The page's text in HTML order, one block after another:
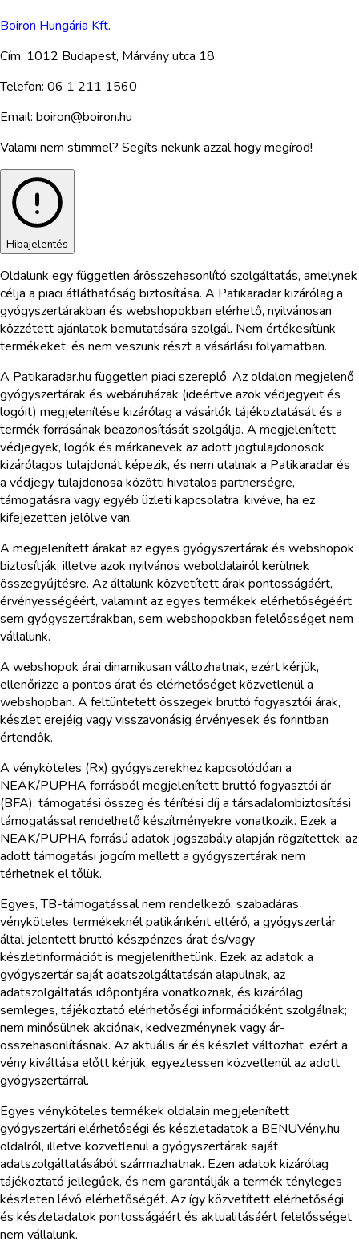
Boiron Hungária Kft.
Cím: 1012 Budapest, Márvány utca 18.
Telefon: 06 1 211 1560
Email: boiron@boiron.hu
Valami nem stimmel? Segíts nekünk azzal hogy megírod!
Hibajelentés
Oldalunk egy független árösszehasonlító szolgáltatás, amelynek
célja a piaci átláthatóság biztosítása. A Patikaradar kizárólag a
gyógyszertárakban és webshopokban elérhető, nyilvánosan
közzétett ajánlatok bemutatására szolgál. Nem értékesítünk
termékeket, és nem veszünk részt a vásárlási folyamatban.
A Patikaradar.hu független piaci szereplő. Az oldalon megjelenő
gyógyszertárak és webáruházak (ideértve azok védjegyeit és
logóit) megjelenítése kizárólag a vásárlók tájékoztatását és a
termék forrásának beazonosítását szolgálja. A megjelenített
védjegyek, logók és márkanevek az adott jogtulajdonosok
kizárólagos tulajdonát képezik, és nem utalnak a Patikaradar és
a védjegy tulajdonosa közötti hivatalos partnerségre,
támogatásra vagy egyéb üzleti kapcsolatra, kivéve, ha ez
kifejezetten jelölve van.
A megjelenített árakat az egyes gyógyszertárak és webshopok
biztosítják, illetve azok nyilvános weboldalairól kerülnek
összegyűjtésre. Az általunk közvetített árak pontosságáért,
érvényességéért, valamint az egyes termékek elérhetőségéért
sem gyógyszertárakban, sem webshopokban felelősséget nem
vállalunk.
A webshopok árai dinamikusan változhatnak, ezért kérjük,
ellenőrizze a pontos árat és elérhetőséget közvetlenül a
webshopban. A feltüntetett összegek bruttó fogyasztói árak,
készlet erejéig vagy visszavonásig érvényesek és forintban
értendők.
A vényköteles (Rx) gyógyszerekhez kapcsolódóan a
NEAK/PUPHA forrásból megjelenített bruttó fogyasztói ár
(BFA), támogatási összeg és térítési díj a társadalombiztosítási
támogatással rendelhető készítményekre vonatkozik. Ezek a
NEAK/PUPHA forrású adatok jogszabály alapján rögzítettek; az
adott támogatási jogcím mellett a gyógyszertárak nem
térhetnek el tőlük.
Egyes, TB-támogatással nem rendelkező, szabadáras
vényköteles termékeknél patikánként eltérő, a gyógyszertár
által jelentett bruttó készpénzes árat és/vagy
készletinformációt is megjeleníthetünk. Ezek az adatok a
gyógyszertár saját adatszolgáltatásán alapulnak, az
adatszolgáltatás időpontjára vonatkoznak, és kizárólag
semleges, tájékoztató elérhetőségi információként szolgálnak;
nem minősülnek akciónak, kedvezménynek vagy ár-
összehasonlításnak. Az aktuális ár és készlet változhat, ezért a
vény kiváltása előtt kérjük, egyeztessen közvetlenül az adott
gyógyszertárral.
Egyes vényköteles termékek oldalain megjelenített
gyógyszertári elérhetőségi és készletadatok a BENUVény.hu
oldalról, illetve közvetlenül a gyógyszertárak saját
adatszolgáltatásából származhatnak. Ezen adatok kizárólag
tájékoztató jellegűek, és nem garantálják a termék tényleges
készleten lévő elérhetőségét. Az így közvetített elérhetőségi
és készletadatok pontosságáért és aktualitásáért felelősséget
nem vállalunk.